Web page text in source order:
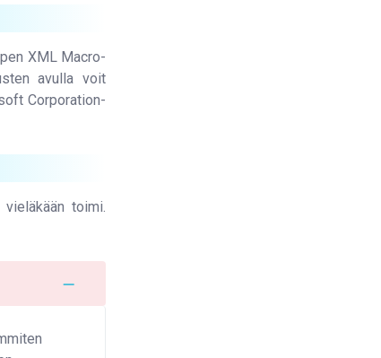
XML Macro-
avulla voit
Corporation-
toimi.